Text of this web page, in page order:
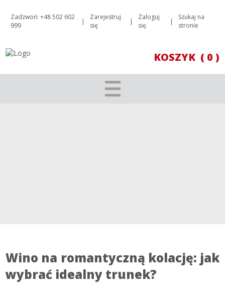
Zadzwoń: +48 502 602
999
|
Zarejestruj
się
|
Zaloguj
się
|
Szukaj na
stronie
KOSZYK ( 0 )
Wino na romantyczną kolację: jak
wybrać idealny trunek?